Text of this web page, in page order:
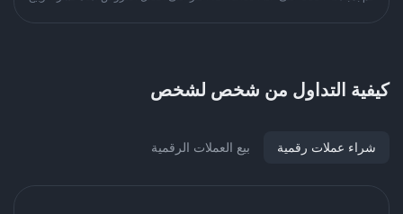
كيفية التداول من شخص لشخص
شراء عملات رقمية بيع العملات الرقمية